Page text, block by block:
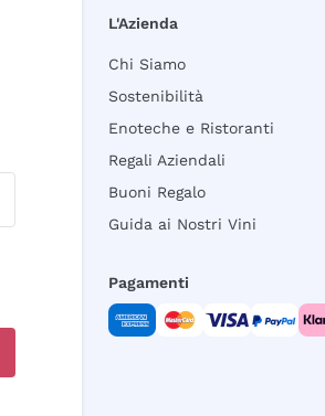
L'Azienda
Chi Siamo
Sostenibilità
Enoteche e Ristoranti
Regali Aziendali
Buoni Regalo
Guida ai Nostri Vini
Pagamenti